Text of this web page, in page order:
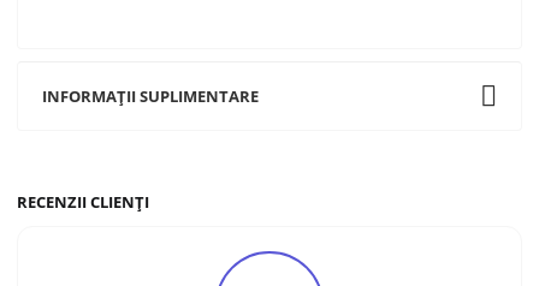
INFORMAȚII SUPLIMENTARE
RECENZII CLIENȚI